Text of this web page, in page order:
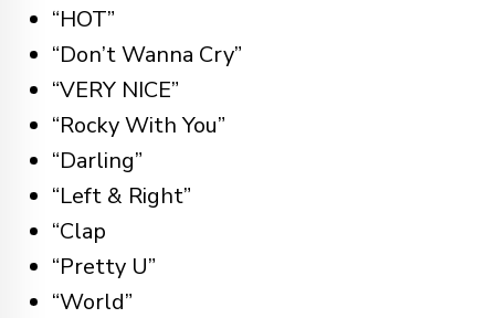
“HOT”
“Don’t Wanna Cry”
“VERY NICE”
“Rocky With You”
“Darling”
“Left & Right”
“Clap
“Pretty U”
“World”